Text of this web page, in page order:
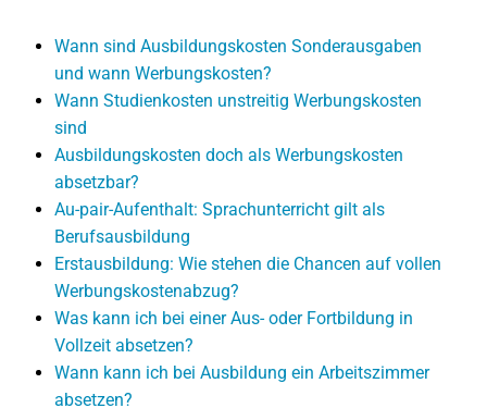
Wann sind Ausbildungskosten Sonderausgaben
und wann Werbungskosten?
Wann Studienkosten unstreitig Werbungskosten
sind
Ausbildungskosten doch als Werbungskosten
absetzbar?
Au-pair-Aufenthalt: Sprachunterricht gilt als
Berufsausbildung
Erstausbildung: Wie stehen die Chancen auf vollen
Werbungskostenabzug?
Was kann ich bei einer Aus- oder Fortbildung in
Vollzeit absetzen?
Wann kann ich bei Ausbildung ein Arbeitszimmer
absetzen?